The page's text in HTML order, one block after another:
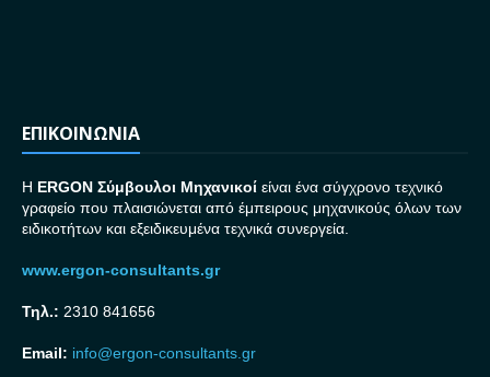
ΕΠΙΚΟΙΝΩΝΙΑ
H ERGON Σύμβουλοι Μηχανικοί είναι ένα σύγχρονο τεχνικό
γραφείο που πλαισιώνεται από έμπειρους μηχανικούς όλων των
ειδικοτήτων και εξειδικευμένα τεχνικά συνεργεία.
www.ergon-consultants.gr
Τηλ.: 2310 841656
Email: info@ergon-consultants.gr